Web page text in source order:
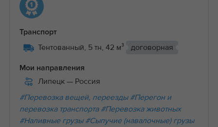
Транспорт
Тентованный, 5 тн, 42 м³ договорная
Мои направления
Липецк — Россия
#Перевозка вещей, переезды #Перегон и
перевозка транспорта #Перевозка животных
#Наливные грузы #Сыпучие (навалочные) грузы